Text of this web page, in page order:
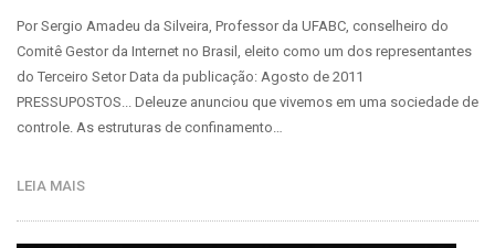
Por Sergio Amadeu da Silveira, Professor da UFABC, conselheiro do
Comitê Gestor da Internet no Brasil, eleito como um dos representantes
do Terceiro Setor Data da publicação: Agosto de 2011
PRESSUPOSTOS... Deleuze anunciou que vivemos em uma sociedade de
controle. As estruturas de confinamento…
LEIA MAIS